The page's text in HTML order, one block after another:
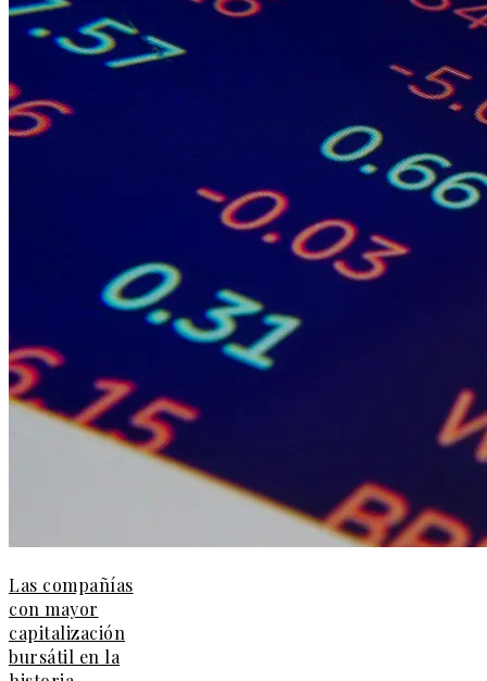
Las compañías
con mayor
capitalización
bursátil en la